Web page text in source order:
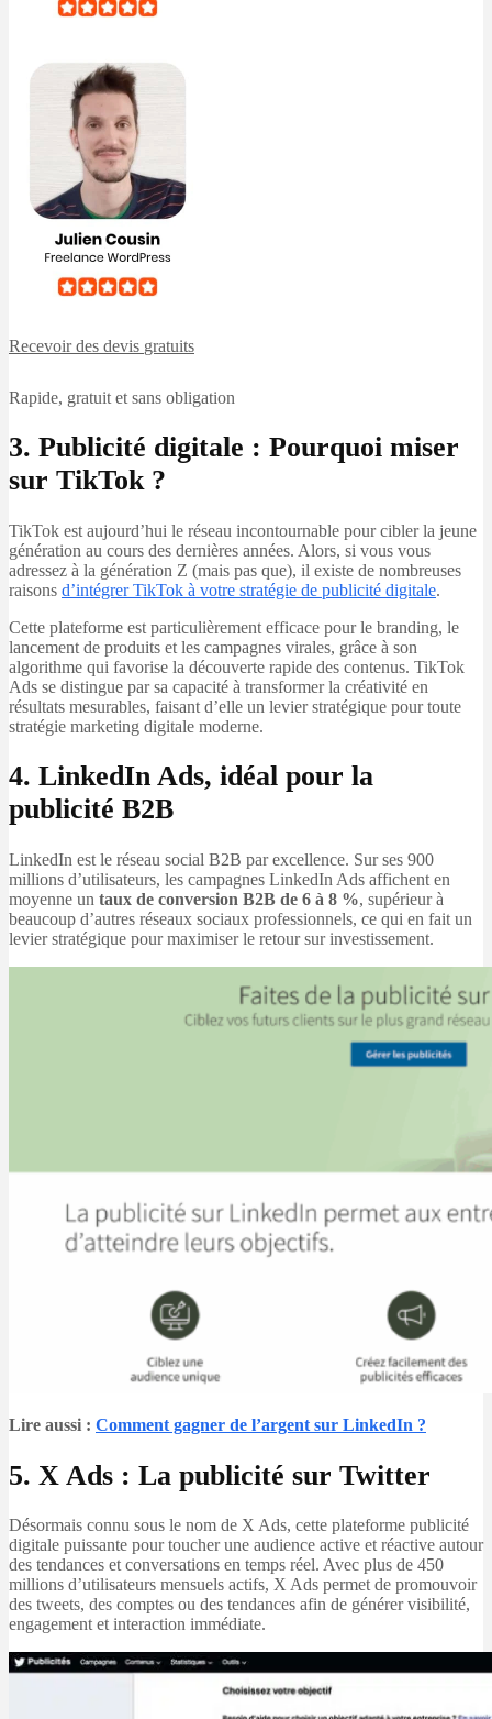
Recevoir des devis gratuits
Rapide, gratuit et sans obligation
3. Publicité digitale : Pourquoi miser
sur TikTok ?
TikTok est aujourd’hui le réseau incontournable pour cibler la jeune
génération au cours des dernières années. Alors, si vous vous
adressez à la génération Z (mais pas que), il existe de nombreuses
raisons d’intégrer TikTok à votre stratégie de publicité digitale.
Cette plateforme est particulièrement efficace pour le branding, le
lancement de produits et les campagnes virales, grâce à son
algorithme qui favorise la découverte rapide des contenus. TikTok
Ads se distingue par sa capacité à transformer la créativité en
résultats mesurables, faisant d’elle un levier stratégique pour toute
stratégie marketing digitale moderne.
4. LinkedIn Ads, idéal pour la
publicité B2B
LinkedIn est le réseau social B2B par excellence. Sur ses 900
millions d’utilisateurs, les campagnes LinkedIn Ads affichent en
moyenne un taux de conversion B2B de 6 à 8 %, supérieur à
beaucoup d’autres réseaux sociaux professionnels, ce qui en fait un
levier stratégique pour maximiser le retour sur investissement.
Lire aussi : Comment gagner de l’argent sur LinkedIn ?
5. X Ads : La publicité sur Twitter
Désormais connu sous le nom de X Ads, cette plateforme publicité
digitale puissante pour toucher une audience active et réactive autour
des tendances et conversations en temps réel. Avec plus de 450
millions d’utilisateurs mensuels actifs, X Ads permet de promouvoir
des tweets, des comptes ou des tendances afin de générer visibilité,
engagement et interaction immédiate.